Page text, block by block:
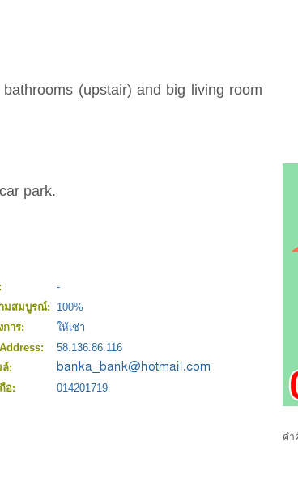
(upstair) and big living room
park.
-
มสมบูรณ์:
100%
การ:
ให้เช่า
Address:
58.136.86.116
ล์:
อ:
014201719
คำ